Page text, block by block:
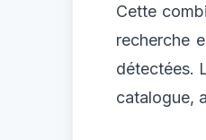
Cette
recherche
détectées.
catalogue,